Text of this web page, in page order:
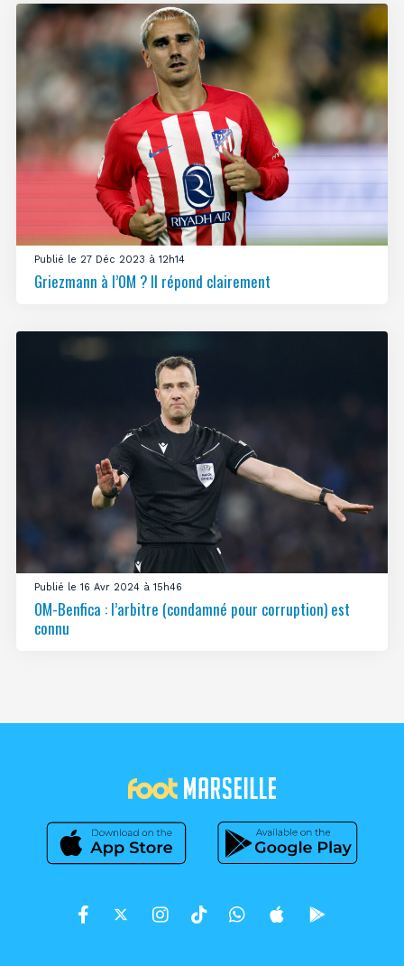
Publié le 27 Déc 2023 à 12h14
Griezmann à l’OM ? Il répond clairement
Publié le 16 Avr 2024 à 15h46
OM-Benfica : l’arbitre (condamné pour corruption) est
connu